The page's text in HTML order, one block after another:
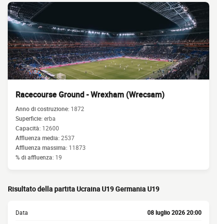
Racecourse Ground - Wrexham (Wrecsam)
Anno di costruzione: 1872
Superficie:erba
Capacità: 12600
Affluenza media:2537
Affluenza massima: 11873
% di affluenza: 19
Risultato della partita Ucraina U19 Germania U19
Data 08 luglio 2026 20:00